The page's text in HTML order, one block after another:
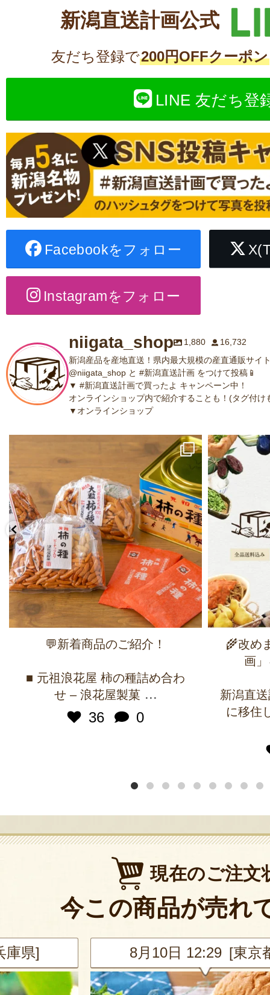
新潟直送計画公式
友だち登録で200円OFFクーポン
LINE 友だち登
Facebookをフォロー
Instagramをフォロー
niigata_shop 1,880
16,732
新潟産品を産地直送！県内最大規模の産直通販サイ
@niigata_shop と #新潟直送計画 をつけて投稿📱
▼ #新潟直送計画で買ったよ キャンペーン中！
オンラインショップ内で紹介することも！(タグ付け
▼オンラインショップ
💬新着商品のご紹介！
■ 元祖浪花屋 柿の種詰め合わ
せ – 浪花屋製菓 ...
36
0
🌾改め
画
新潟直
に移住
現在のご注文
今この商品が売れ
庫県] 8月10日 12:29 [東京